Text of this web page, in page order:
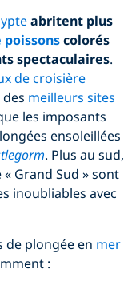
abritent plus
poissonscolorés
spectaculaires.
de croisière
meilleurs sites
les imposants
ensoleillées
. Plus au sud,
Grand Sud » sont
inoubliables avec
de plongée en mer
: